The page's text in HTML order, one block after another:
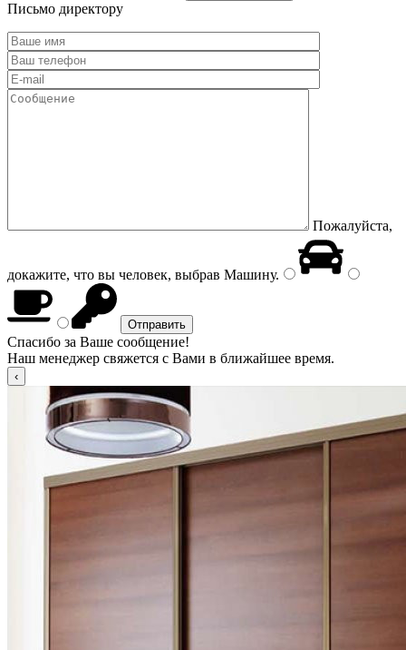
Письмо директору
Пожалуйста,
докажите, что вы человек, выбрав Машину.
Спасибо за Ваше сообщение!
Наш менеджер свяжется с Вами в ближайшее время.